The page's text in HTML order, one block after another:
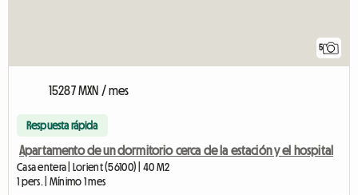
5
15287 MXN / mes
Respuesta rápida
Apartamento de un dormitorio cerca de la estación y el hospital
Casa entera | Lorient (56100) | 40 M2
1 pers. | Mínimo 1 mes